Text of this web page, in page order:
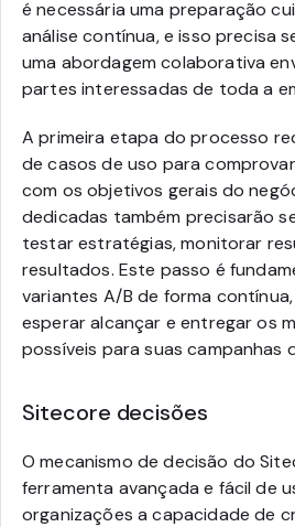
é necessária uma preparação
análise contínua, e isso precisa
uma abordagem colaborativa
partes interessadas de toda a
A primeira etapa do processo
de casos de uso para
com os objetivos gerais do
dedicadas também precisarão
testar estratégias, monitorar
resultados. Este passo é
variantes A/B de forma
esperar alcançar e entregar os
possíveis para suas campanhas
Sitecore decisões
O mecanismo de decisão do
ferramenta avançada e fácil de
organizações a capacidade de